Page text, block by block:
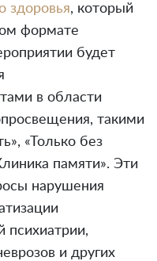
здоровья, который
формате
будет
в области
такими
«Только без
памяти». Эти
нарушения
психиатрии,
и других